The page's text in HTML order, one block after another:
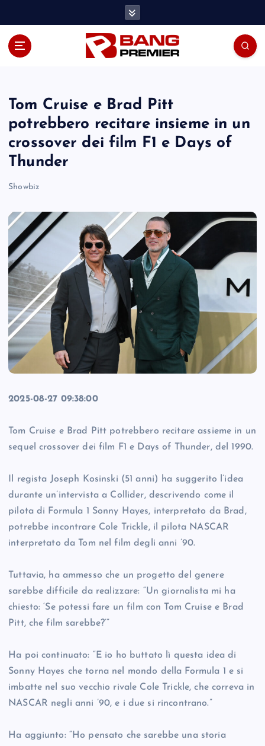
Tom Cruise e Brad Pitt
potrebbero recitare insieme in un
crossover dei film F1 e Days of
Thunder
Showbiz
2025-08-27 09:38:00
Tom Cruise e Brad Pitt potrebbero recitare assieme in un
sequel crossover dei film F1 e Days of Thunder, del 1990.
Il regista Joseph Kosinski (51 anni) ha suggerito l’idea
durante un’intervista a Collider, descrivendo come il
pilota di Formula 1 Sonny Hayes, interpretato da Brad,
potrebbe incontrare Cole Trickle, il pilota NASCAR
interpretato da Tom nel film degli anni ’90.
Tuttavia, ha ammesso che un progetto del genere
sarebbe difficile da realizzare: “Un giornalista mi ha
chiesto: ‘Se potessi fare un film con Tom Cruise e Brad
Pitt, che film sarebbe?’”
Ha poi continuato: “E io ho buttato lì questa idea di
Sonny Hayes che torna nel mondo della Formula 1 e si
imbatte nel suo vecchio rivale Cole Trickle, che correva in
NASCAR negli anni ’90, e i due si rincontrano.”
Ha aggiunto: “Ho pensato che sarebbe una storia